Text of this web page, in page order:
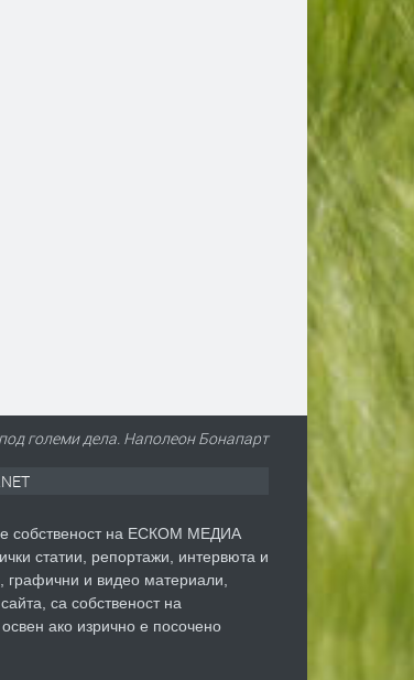
Новата Honda Prelude ви
пленява, без да ви
преди 2 седмици
големи дела. Наполеон Бонапарт
е собственост на ЕСКОМ МЕДИА
статии, репортажи, интервюта и
графични и видео материали,
са собственост на
ако изрично е посочено